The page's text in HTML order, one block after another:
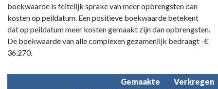
Grondbeleid
Verloop
boekwaarde
2022
boekwaarde is feitelijk sprake van meer opbrengsten dan
kosten op peildatum. Een positieve boekwaarde betekent
dat op peildatum meer kosten gemaakt zijn dan opbrengsten.
De boekwaarde van alle complexen gezamenlijk bedraagt -€
36.270.
Gemaakte
Verkregen